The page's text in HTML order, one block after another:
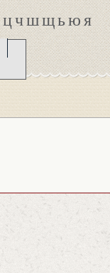
цчшщьюя